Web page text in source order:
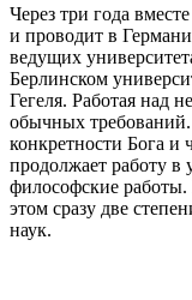
Через три года
и проводит в
ведущих
Берлинском
Гегеля. Работая над
обычных
конкретности Бога
продолжает работу в
философские работы.
этом сразу две
наук.